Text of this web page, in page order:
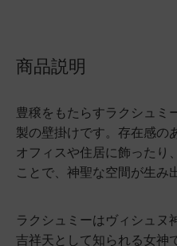
商品説明
豊穣をもたらすラクシュミ
製の壁掛けです。存在感の
オフィスや住居に飾ったり
ことで、神聖な空間が生み
ラクシュミーはヴィシュヌ
吉祥天として知られる女神